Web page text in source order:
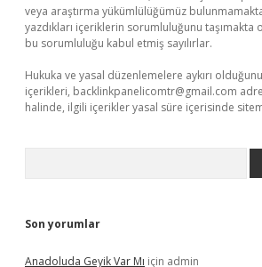
veya araştırma yükümlülüğümüz
yazdıkları içeriklerin sorumluluğunu taşımakta
bu sorumluluğu kabul etmiş sayılırlar.
Hukuka ve yasal düzenlemelere aykırı
içerikleri, backlinkpanelicomtr@gmail.com
halinde, ilgili içerikler yasal süre içerisinde
Son yorumlar
Anadoluda Geyik Var Mı için admin